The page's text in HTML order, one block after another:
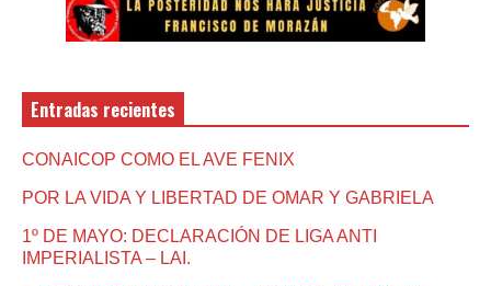
Entradas recientes
CONAICOP COMO EL AVE FENIX
POR LA VIDA Y LIBERTAD DE OMAR Y GABRIELA
1º DE MAYO: DECLARACIÓN DE LIGA ANTI
IMPERIALISTA – LAI.